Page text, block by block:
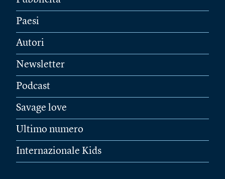
Paesi
Autori
Newsletter
Podcast
Savage love
Ultimo numero
Internazionale Kids